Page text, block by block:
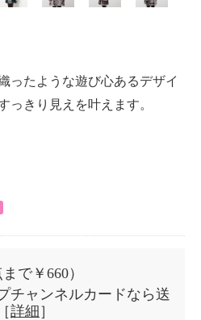
ったような遊び心あるデザイ
っきり見えを叶えます。
まで￥660）
チャンネルカードなら送
詳細 ］